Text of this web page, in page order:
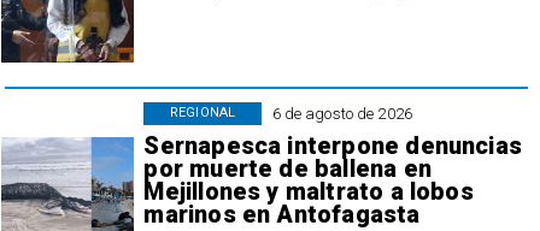
6 de agosto de 2026
Sernapesca interpone denuncias
por muerte de ballena en
Mejillones y maltrato a lobos
marinos en Antofagasta
REGIONAL